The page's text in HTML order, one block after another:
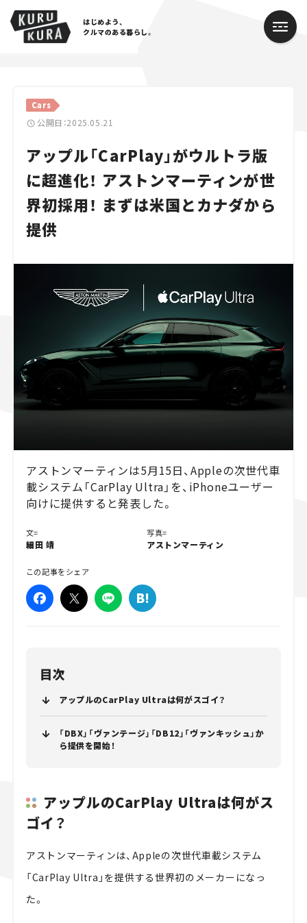
はじめよう、
クルマのある暮らし。
Cars
公開日：2025.05.21
アップル「CarPlay」がウルトラ版
に超進化！ アストンマーティンが世
界初採用！ まずは米国とカナダから
提供
アストンマーティンは5月15日、Appleの次世代車
載システム「CarPlay Ultra」を、iPhoneユーザー
向けに提供すると発表した。
文=
細田 靖
写真=
アストンマーティン
この記事をシェア
目次
アップルのCarPlay Ultraは何がスゴイ？
「DBX」「ヴァンテージ」「DB12」「ヴァンキッシュ」か
ら提供を開始！
アップルのCarPlay Ultraは何がス
ゴイ？
アストンマーティンは、Appleの次世代車載システム
「CarPlay Ultra」を提供する世界初のメーカーになっ
た。
Cars
Lifestyle
Traffic
Special
人気のハッシュタグ
スズキ ジムニー｜Suzuki Jimny
スズキ｜Suzuki
マツダ ロードスター｜Mazda Roadster